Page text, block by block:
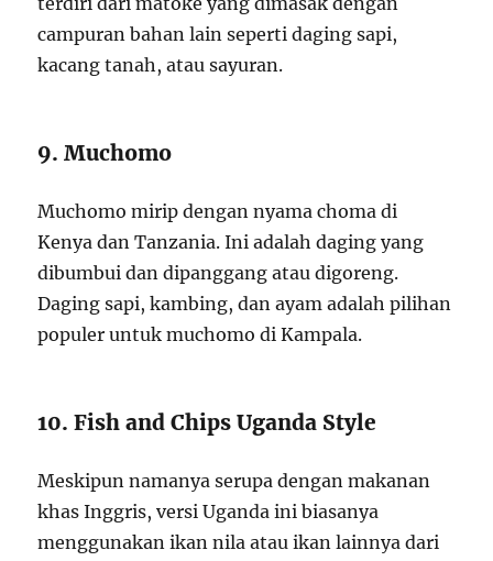
campuran bahan lain seperti daging sapi,
kacang tanah, atau sayuran.
9. Muchomo
Muchomo mirip dengan nyama choma di
Kenya dan Tanzania. Ini adalah daging yang
dibumbui dan dipanggang atau digoreng.
Daging sapi, kambing, dan ayam adalah pilihan
populer untuk muchomo di Kampala.
10. Fish and Chips Uganda Style
Meskipun namanya serupa dengan makanan
khas Inggris, versi Uganda ini biasanya
menggunakan ikan nila atau ikan lainnya dari